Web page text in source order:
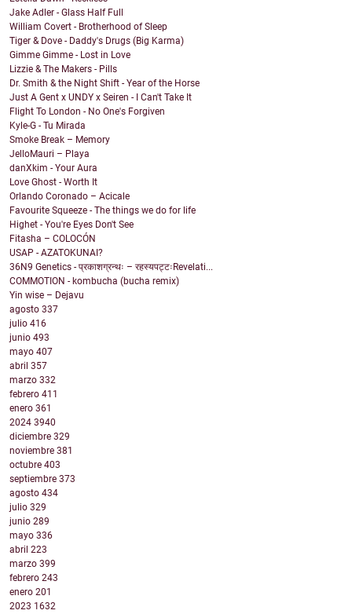
Jake Adler - Glass Half Full
William Covert - Brotherhood of Sleep
Tiger & Dove - Daddy's Drugs (Big Karma)
Gimme Gimme - Lost in Love
Lizzie & The Makers - Pills
Dr. Smith & the Night Shift - Year of the Horse
Just A Gent x UNDY x Seiren - I Can't Take It
Flight To London - No One's Forgiven
Kyle-G - Tu Mirada
Smoke Break – Memory
JelloMauri – Playa
danXkim - Your Aura
Love Ghost - Worth It
Orlando Coronado – Acicale
Favourite Squeeze - The things we do for life
Highet - You're Eyes Don't See
Fitasha – COLOCÓN
USAP - AZATOKUNAI?
36N9 Genetics - प्रकाशग्रन्थः – रहस्यपट्टःRevelati...
COMMOTION - kombucha (bucha remix)
Yin wise – Dejavu
agosto 337
julio 416
junio 493
mayo 407
abril 357
marzo 332
febrero 411
enero 361
2024 3940
diciembre 329
noviembre 381
octubre 403
septiembre 373
agosto 434
julio 329
junio 289
mayo 336
abril 223
marzo 399
febrero 243
enero 201
2023 1632